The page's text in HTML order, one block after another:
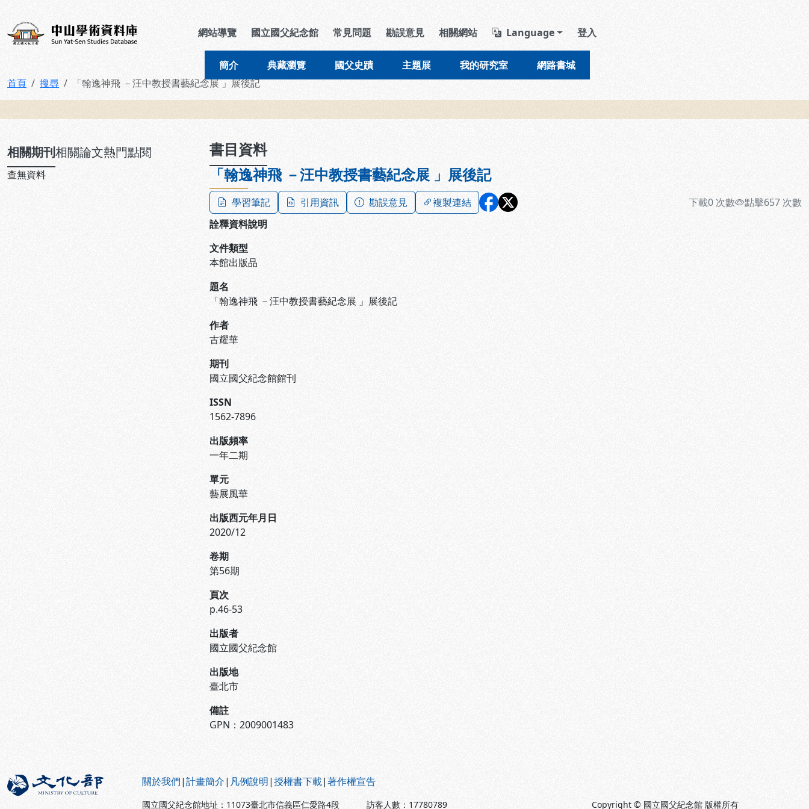
中山學術資料庫 導覽列區塊
網站導覽 國立國父紀念館 常見問題 勘誤意見 相關網站 Language 登入
簡介 典藏瀏覽 國父史蹟 主題展 我的研究室 網路書城
首頁 搜尋 「翰逸神飛 －汪中教授書藝紀念展 」展後記
相關期刊相關論文熱門點閱
查無資料
書目資料
「翰逸神飛 －汪中教授書藝紀念展 」展後記
學習筆記 引用資訊 勘誤意見 複製連結 下載0 次數 點擊657 次數
詮釋資料說明
文件類型
本館出版品
題名
「翰逸神飛 －汪中教授書藝紀念展 」展後記
作者
古耀華
期刊
國立國父紀念館館刊
ISSN
1562-7896
出版頻率
一年二期
單元
藝展風華
出版西元年月日
2020/12
卷期
第56期
頁次
p.46-53
出版者
國立國父紀念館
出版地
臺北市
備註
GPN：2009001483
關於我們|計畫簡介| 凡例說明|授權書下載|著作權宣告
國立國父紀念館地址：11073臺北市信義區仁愛路4段 訪客人數： 17780789 Copyright © 國立國父紀念館 版權所有